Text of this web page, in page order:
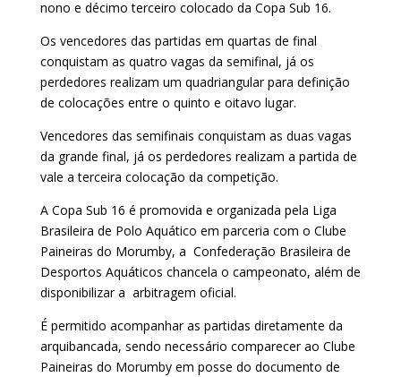
nono e décimo terceiro colocado da Copa Sub 16.
Os vencedores das partidas em quartas de final
conquistam as quatro vagas da semifinal, já os
perdedores realizam um quadriangular para definição
de colocações entre o quinto e oitavo lugar.
Vencedores das semifinais conquistam as duas vagas
da grande final, já os perdedores realizam a partida de
vale a terceira colocação da competição.
A Copa Sub 16 é promovida e organizada pela Liga
Brasileira de Polo Aquático em parceria com o Clube
Paineiras do Morumby, a Confederação Brasileira de
Desportos Aquáticos chancela o campeonato, além de
disponibilizar a arbitragem oficial.
É permitido acompanhar as partidas diretamente da
arquibancada, sendo necessário comparecer ao Clube
Paineiras do Morumby em posse do documento de